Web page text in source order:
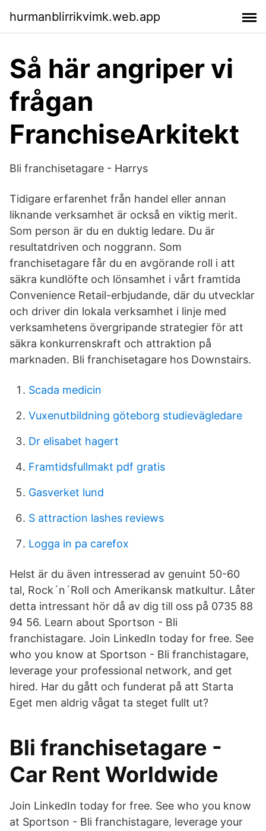
hurmanblirrikvimk.web.app
Så här angriper vi
frågan
FranchiseArkitekt
Bli franchisetagare - Harrys
Tidigare erfarenhet från handel eller annan
liknande verksamhet är också en viktig merit.
Som person är du en duktig ledare. Du är
resultatdriven och noggrann. Som
franchisetagare får du en avgörande roll i att
säkra kundlöfte och lönsamhet i vårt framtida
Convenience Retail-erbjudande, där du utvecklar
och driver din lokala verksamhet i linje med
verksamhetens övergripande strategier för att
säkra konkurrenskraft och attraktion på
marknaden. Bli franchisetagare hos Downstairs.
Scada medicin
Vuxenutbildning göteborg studievägledare
Dr elisabet hagert
Framtidsfullmakt pdf gratis
Gasverket lund
S attraction lashes reviews
Logga in pa carefox
Helst är du även intresserad av genuint 50-60
tal, Rock´n´Roll och Amerikansk matkultur. Låter
detta intressant hör då av dig till oss på 0735 88
94 56. Learn about Sportson - Bli
franchistagare. Join LinkedIn today for free. See
who you know at Sportson - Bli franchistagare,
leverage your professional network, and get
hired. Har du gått och funderat på att Starta
Eget men aldrig vågat ta steget fullt ut?
Bli franchisetagare -
Car Rent Worldwide
Join LinkedIn today for free. See who you know
at Sportson - Bli franchistagare, leverage your